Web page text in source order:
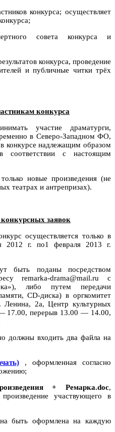
конкурса; осуществляет
совета конкурса и
конкурса, проведение
и публичные читки трёх
конкурса
участие драматурги,
в Северо-Западном ФО,
конкурсе надлежащим образом
с настоящим
новые произведения (не
театрах и антрепризах).
заявок
осуществляется только в
2012 г. по1 февраля 2013 г.
быть поданы посредством
remarka-drama@mail.ru с
либо путем передачи
CD-диска) в оргкомитет
Ленина, 2а, Центр культурных
17.00, перерыв 13.00 — 14.00,
должны входить два файла на
, оформленная согласно
+Ремарка.doc,
участвующего в
быть оформлена на каждую